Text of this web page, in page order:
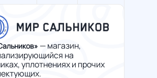
— магазин,
на
уплотнениях и прочих